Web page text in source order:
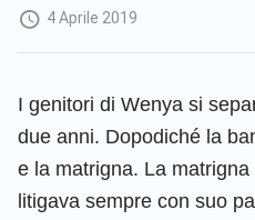
4 Aprile 2019
I genitori di Wenya si
due anni. Dopodiché la
e la matrigna. La
litigava sempre con suo